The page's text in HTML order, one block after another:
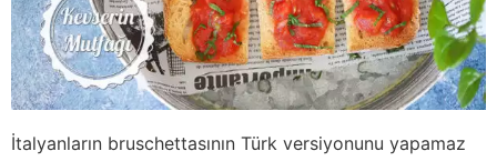
İtalyanların bruschettasının Türk versiyonunu yapamaz